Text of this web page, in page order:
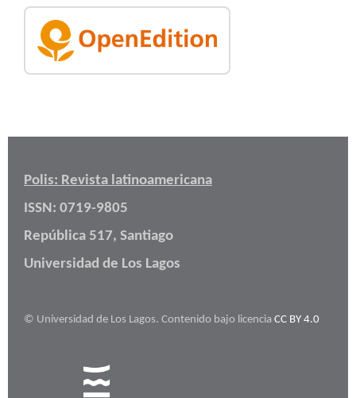
Polis: Revista latinoamericana
ISSN: 0719-9805
República 517, Santiago
Universidad de Los Lagos
© Universidad de Los Lagos. Contenido bajo licencia CC BY 4.0